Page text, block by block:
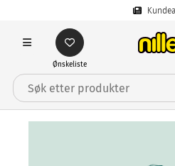
Ønskeliste